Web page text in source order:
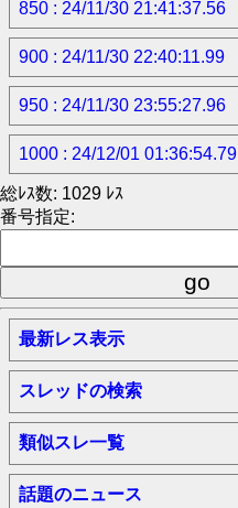
850 : 24/11/30 21:41:37.56
900 : 24/11/30 22:40:11.99
950 : 24/11/30 23:55:27.96
1000 : 24/12/01 01:36:54.79
総ﾚｽ数: 1029 ﾚｽ
番号指定:
最新レス表示
スレッドの検索
類似スレ一覧
話題のニュース